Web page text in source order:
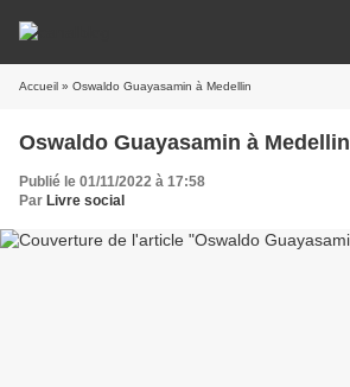
Accueil » Oswaldo Guayasamin à Medellin
Oswaldo Guayasamin à Medellin
Publié le 01/11/2022 à 17:58
Par Livre social